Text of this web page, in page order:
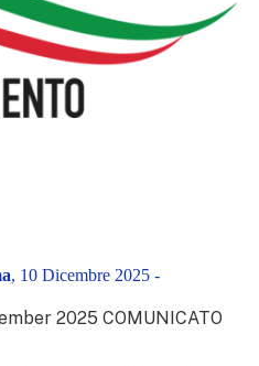
, 10 Dicembre 2025 -
2025 COMUNICATO